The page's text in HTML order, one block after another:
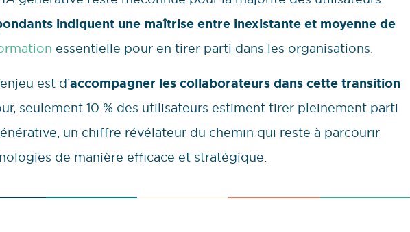
indiquent une maîtrise entre inexistante et moyenne de
essentielle pour en tirer parti dans les organisations.
est d’accompagner les collaborateurs dans cette transition
seulement 10 % des utilisateurs estiment tirer pleinement parti
un chiffre révélateur du chemin qui reste à parcourir
de manière efficace et stratégique.